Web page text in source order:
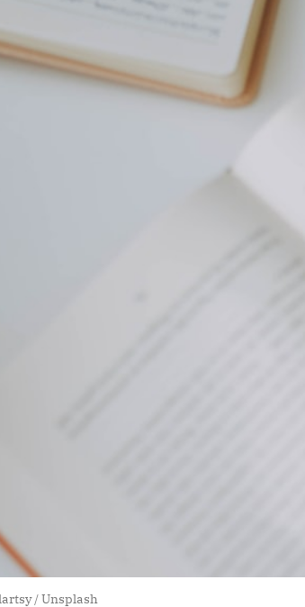
/Unsplash